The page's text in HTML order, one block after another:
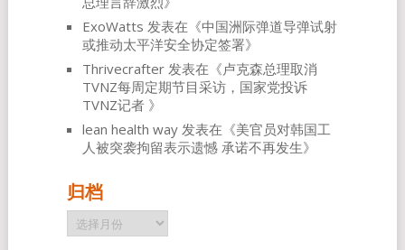
ExoWatts 发表在《中国洲际弹道导弹试射
或推动太平洋安全协定签署》
Thrivecrafter发表在《卢克森总理取消
TVNZ每周定期节目采访，国家党投诉
TVNZ记者 》
lean health way发表在《美官员对韩国工
人被突袭拘留表示遗憾 承诺不再发生》
归档
归
档